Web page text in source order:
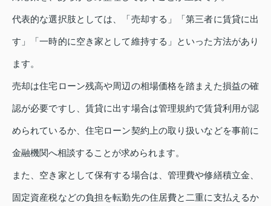
代表的な選択肢としては、「売却する」「第三者に賃貸に出
す」「一時的に空き家として維持する」といった方法があり
ます。
売却は住宅ローン残高や周辺の相場価格を踏まえた損益の確
認が必要ですし、賃貸に出す場合は管理規約で賃貸利用が認
められているか、住宅ローン契約上の取り扱いなどを事前に
金融機関へ相談することが求められます。
また、空き家として保有する場合は、管理費や修繕積立金、
固定資産税などの負担を転勤先の住居費と二重に支払えるか